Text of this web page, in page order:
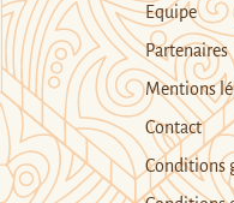
Equipe
Partenaires
Mentions
Contact
Conditions